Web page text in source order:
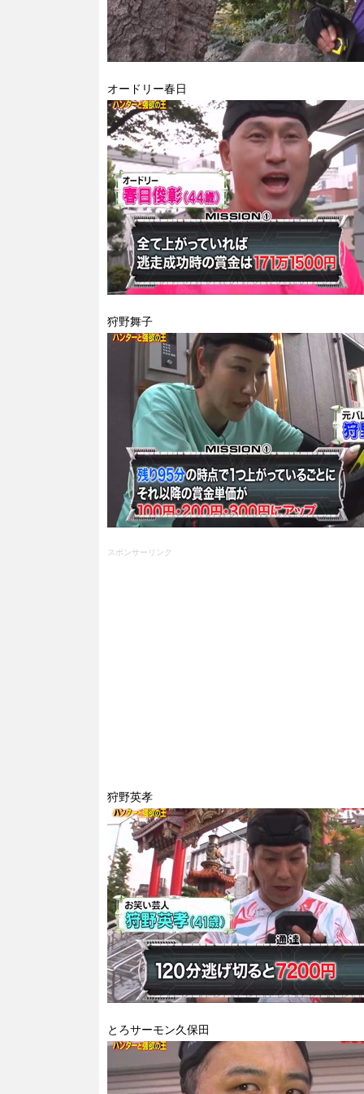
オードリー春日
狩野舞子
スポンサーリンク
狩野英孝
とろサーモン久保田